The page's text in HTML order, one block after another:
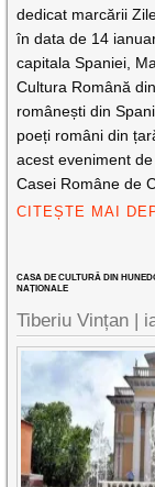
dedicat marcării
în data de 14
capitala Spaniei,
Cultura Română
românești din
poeți români din
acest eveniment
Casei Române de
CITEȘTE MAI
CASA DE CULTURĂ DIN
NAȚIONALE
Tiberiu Vințan |